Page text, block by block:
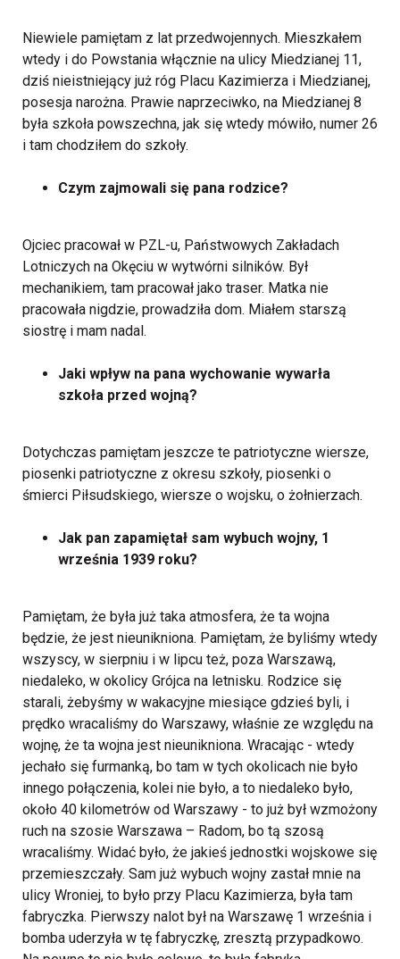
Niewiele pamiętam z lat przedwojennych. Mieszkałem
wtedy i do Powstania włącznie na ulicy Miedzianej 11,
dziś nieistniejący już róg Placu Kazimierza i Miedzianej,
posesja narożna. Prawie naprzeciwko, na Miedzianej 8
była szkoła powszechna, jak się wtedy mówiło, numer 26
i tam chodziłem do szkoły.
Czym zajmowali się pana rodzice?
Ojciec pracował w PZL-u, Państwowych Zakładach
Lotniczych na Okęciu w wytwórni silników. Był
mechanikiem, tam pracował jako traser. Matka nie
pracowała nigdzie, prowadziła dom. Miałem starszą
siostrę i mam nadal.
Jaki wpływ na pana wychowanie wywarła
szkoła przed wojną?
Dotychczas pamiętam jeszcze te patriotyczne wiersze,
piosenki patriotyczne z okresu szkoły, piosenki o
śmierci Piłsudskiego, wiersze o wojsku, o żołnierzach.
Jak pan zapamiętał sam wybuch wojny, 1
września 1939 roku?
Pamiętam, że była już taka atmosfera, że ta wojna
będzie, że jest nieunikniona. Pamiętam, że byliśmy wtedy
wszyscy, w sierpniu i w lipcu też, poza Warszawą,
niedaleko, w okolicy Grójca na letnisku. Rodzice się
starali, żebyśmy w wakacyjne miesiące gdzieś byli, i
prędko wracaliśmy do Warszawy, właśnie ze względu na
wojnę, że ta wojna jest nieunikniona. Wracając - wtedy
jechało się furmanką, bo tam w tych okolicach nie było
innego połączenia, kolei nie było, a to niedaleko było,
około 40 kilometrów od Warszawy - to już był wzmożony
ruch na szosie Warszawa – Radom, bo tą szosą
wracaliśmy. Widać było, że jakieś jednostki wojskowe się
przemieszczały. Sam już wybuch wojny zastał mnie na
ulicy Wroniej, to było przy Placu Kazimierza, była tam
fabryczka. Pierwszy nalot był na Warszawę 1 września i
bomba uderzyła w tę fabryczkę, zresztą przypadkowo.